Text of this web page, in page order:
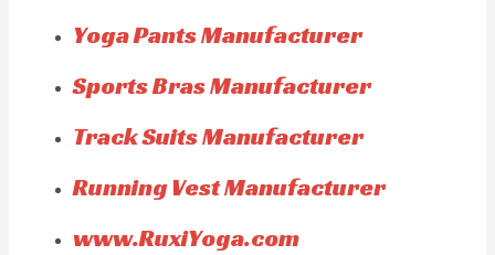
Yoga Pants Manufacturer
Sports Bras Manufacturer
Track Suits Manufacturer
Running Vest Manufacturer
www.RuxiYoga.com